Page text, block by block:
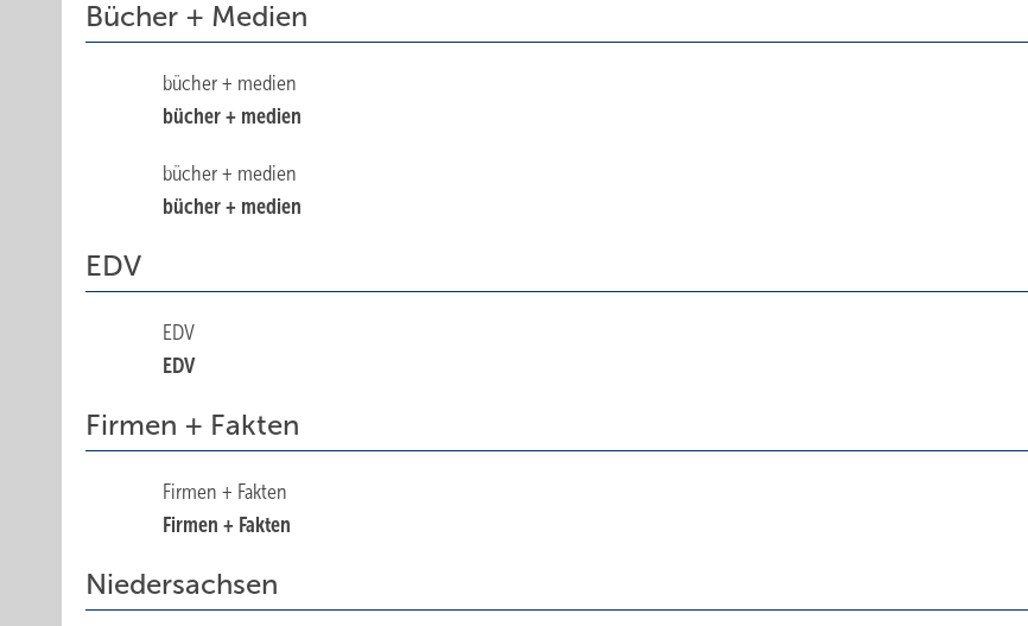
Bücher + Medien
bücher + medien
bücher + medien
bücher + medien
bücher + medien
EDV
EDV
EDV
Firmen + Fakten
Firmen + Fakten
Firmen + Fakten
Niedersachsen